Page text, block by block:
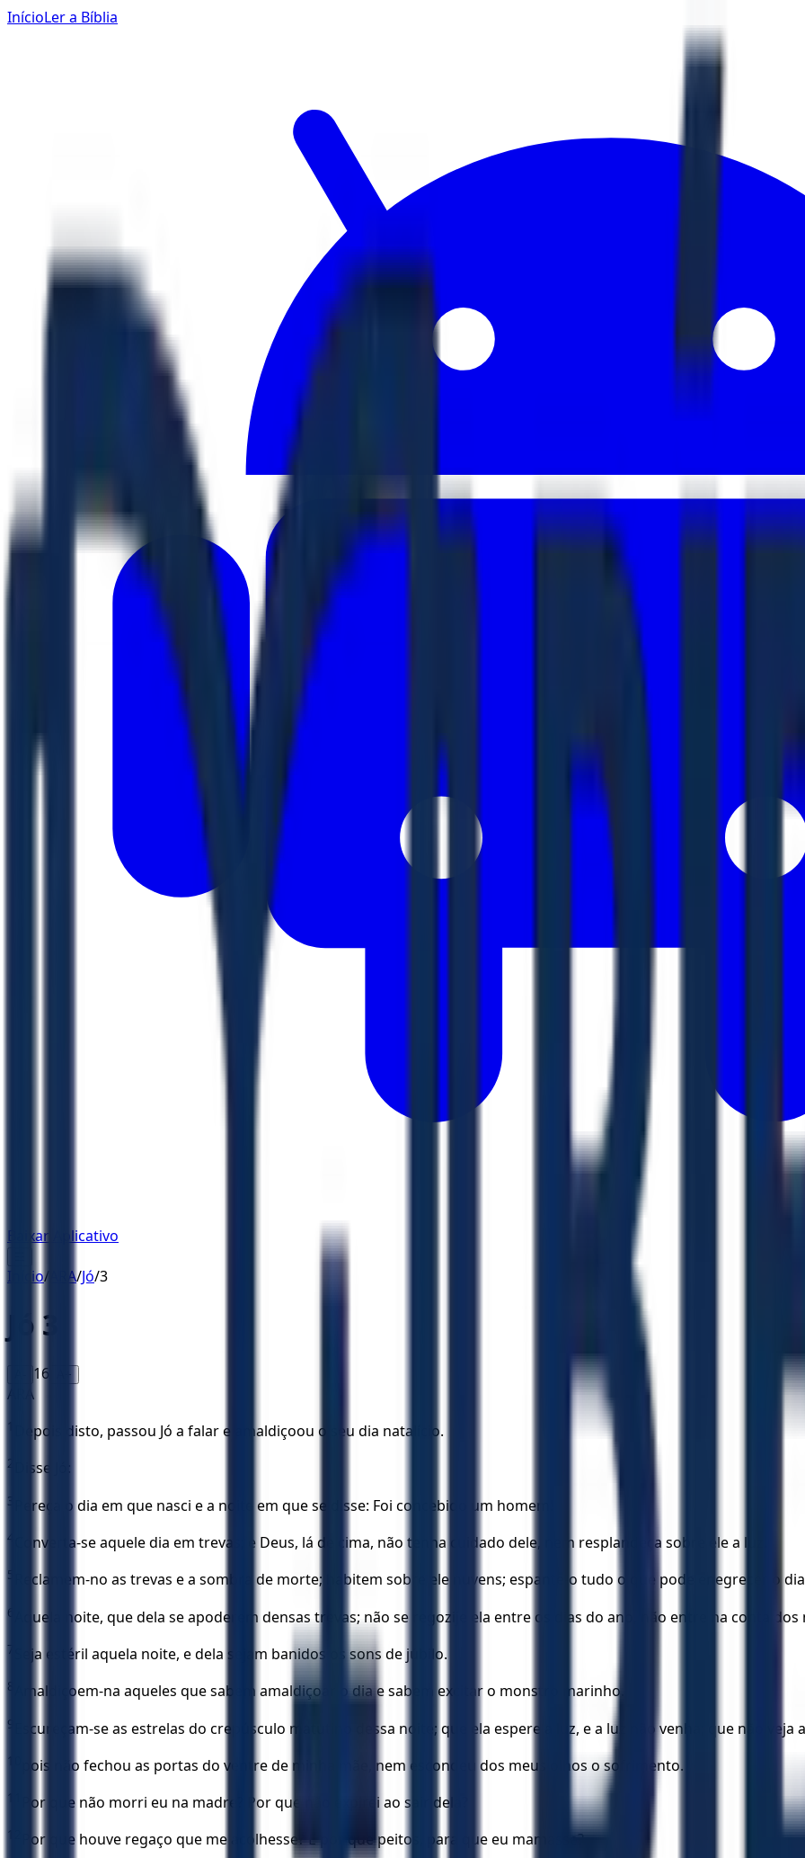
InícioLer a Bíblia
Baixar Aplicativo
Início/ ARA/Jó/3
Jó 3
16 A+
ARA
1 Depois disto, passou Jó a falar e amaldiçoou o seu dia natalício.
2 Disse Jó:
3 Pereça o dia em que nasci e a noite em que se disse: Foi concebido um homem!
4 Converta-se aquele dia em trevas; e Deus, lá de cima, não tenha cuidado dele, nem resplandeça sobre ele a luz.
5 Reclamem-no as trevas e a sombra de morte; habitem sobre ele nuvens; espante-o tudo o que pode enegrecer o
6 Aquela noite, que dela se apoderem densas trevas; não se regozije ela entre os dias do ano, não entre na conta dos
7 Seja estéril aquela noite, e dela sejam banidos os sons de júbilo.
8 Amaldiçoem-na aqueles que sabem amaldiçoar o dia e sabem excitar o monstro marinho.
9 Escureçam-se as estrelas do crepúsculo matutino dessa noite; que ela espere a luz, e a luz não venha; que não veja
10 pois não fechou as portas do ventre de minha mãe, nem escondeu dos meus olhos o sofrimento.
11 Por que não morri eu na madre? Por que não expirei ao sair dela?
12 Por que houve regaço que me acolhesse? E por que peitos, para que eu mamasse?